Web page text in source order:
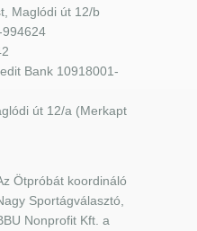
Maglódi út 12/b
Bank 10918001-
út 12/a (Merkapt
Ötpróbát koordináló
Sportágválasztó,
Nonprofit Kft. a